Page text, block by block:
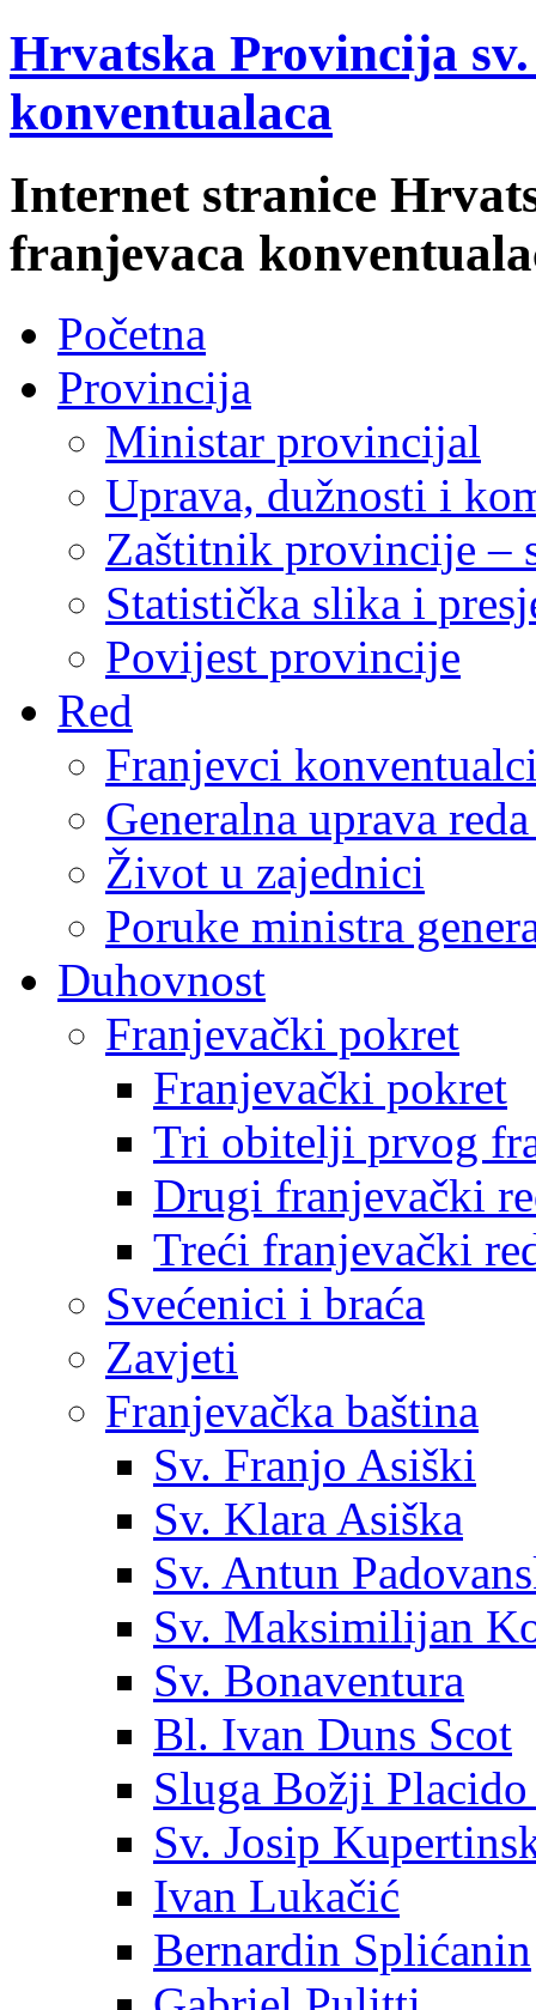
Hrvatska Provincija
konventualaca
Internet stranice
franjevaca
Početna
Provincija
Ministar provincijal
Uprava, dužnosti i
Zaštitnik provincije –
Statistička slika i
Povijest provincije
Red
Franjevci
Generalna uprava
Život u zajednici
Poruke ministra
Duhovnost
Franjevački pokret
Franjevački pokret
Tri obitelji prvog
Drugi franjevački
Treći franjevački
Svećenici i braća
Zavjeti
Franjevačka baština
Sv. Franjo Asiški
Sv. Klara Asiška
Sv. Antun
Sv. Maksimilijan
Sv. Bonaventura
Bl. Ivan Duns Scot
Sluga Božji Placido
Sv. Josip
Ivan Lukačić
Bernardin Splićanin